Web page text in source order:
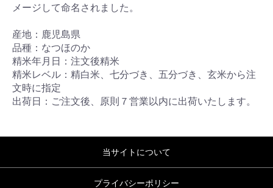
メージして命名されました。
産地：鹿児島県
品種：なつほのか
精米年月日：注文後精米
精米レベル：精白米、七分づき、五分づき、玄米から注
文時に指定
出荷日：ご注文後、原則７営業以内に出荷いたします。
当サイトについて
プライバシーポリシー